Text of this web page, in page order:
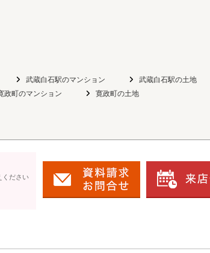
武蔵白石駅のマンション
武蔵白石駅の土地
政町のマンション 寛政町の土地
ください